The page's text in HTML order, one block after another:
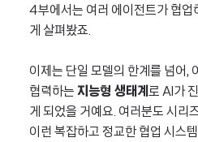
4부에서는 여러 에이전트가 협업
게 살펴봤죠.
이제는 단일 모델의 한계를 넘어,
협력하는 지능형 생태계 로 AI가
게 되었을 거예요. 여러분도 시리
이런 복잡하고 정교한 협업 시스